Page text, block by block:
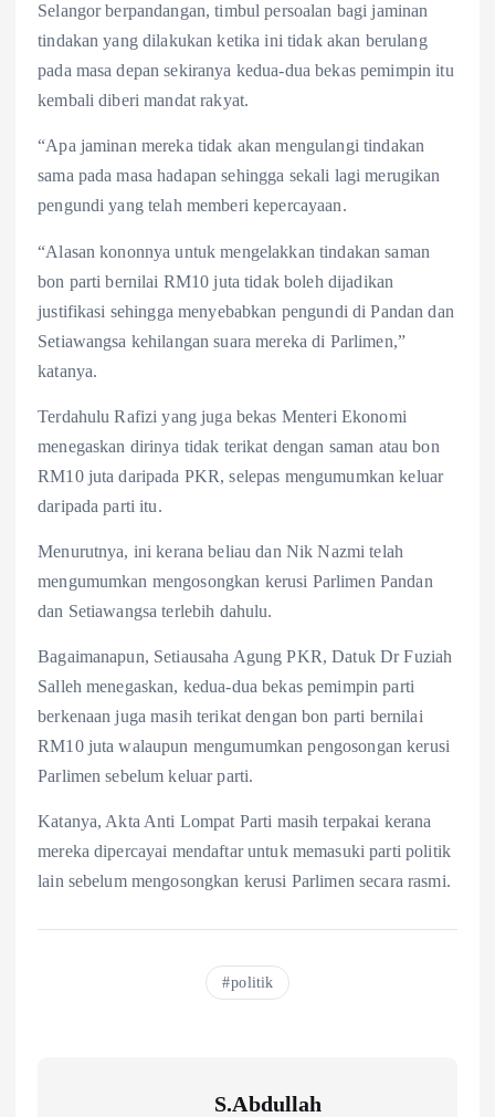
Selangor berpandangan, timbul persoalan bagi jaminan
tindakan yang dilakukan ketika ini tidak akan berulang
pada masa depan sekiranya kedua-dua bekas pemimpin itu
kembali diberi mandat rakyat.
“Apa jaminan mereka tidak akan mengulangi tindakan
sama pada masa hadapan sehingga sekali lagi merugikan
pengundi yang telah memberi kepercayaan.
“Alasan kononnya untuk mengelakkan tindakan saman
bon parti bernilai RM10 juta tidak boleh dijadikan
justifikasi sehingga menyebabkan pengundi di Pandan dan
Setiawangsa kehilangan suara mereka di Parlimen,”
katanya.
Terdahulu Rafizi yang juga bekas Menteri Ekonomi
menegaskan dirinya tidak terikat dengan saman atau bon
RM10 juta daripada PKR, selepas mengumumkan keluar
daripada parti itu.
Menurutnya, ini kerana beliau dan Nik Nazmi telah
mengumumkan mengosongkan kerusi Parlimen Pandan
dan Setiawangsa terlebih dahulu.
Bagaimanapun, Setiausaha Agung PKR, Datuk Dr Fuziah
Salleh menegaskan, kedua-dua bekas pemimpin parti
berkenaan juga masih terikat dengan bon parti bernilai
RM10 juta walaupun mengumumkan pengosongan kerusi
Parlimen sebelum keluar parti.
Katanya, Akta Anti Lompat Parti masih terpakai kerana
mereka dipercayai mendaftar untuk memasuki parti politik
lain sebelum mengosongkan kerusi Parlimen secara rasmi.
politik
S.Abdullah